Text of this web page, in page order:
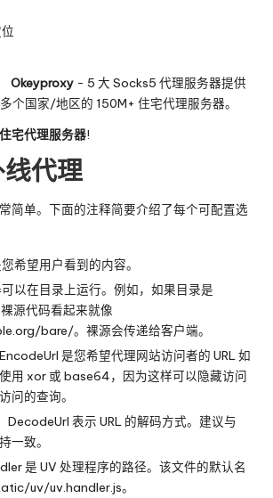
Okeyproxy - 5 大 Socks5 代理服务器提供
个国家/地区的 150M+ 住宅代理服务器。
宅代理服务器!
代理
简单。下面的注释简要介绍了每个可配置选
希望用户看到的内容。
以在目录上运行。例如，如果目录是
源代码看起来就像
bare/。裸源会传递给客户端。
EncodeUrl 是您希望代理网站访问者的 URL 如
用 xor 或 base64，因为这样可以隐藏访问
问的查询。
DecodeUrl 表示 URL 的解码方式。建议与
一致。
是 UV 处理程序的路径。该文件的默认名
uv/uv.handler.js。